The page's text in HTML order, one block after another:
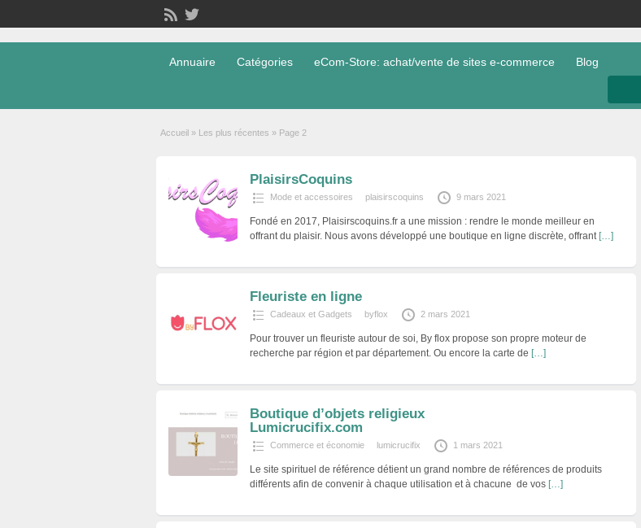
Annuaire Catégories eCom-Store: achat/vente de sites e-commerce Blog
Accueil » Les plus récentes » Page 2
PlaisirsCoquins
Mode et accessoires plaisirscoquins 9 mars 2021
Fondé en 2017, Plaisirscoquins.fr a une mission : rendre le monde meilleur en
offrant du plaisir. Nous avons développé une boutique en ligne discrète, offrant […]
Fleuriste en ligne
Cadeaux et Gadgets byflox 2 mars 2021
Pour trouver un fleuriste autour de soi, By flox propose son propre moteur de
recherche par région et par département. Ou encore la carte de […]
Boutique d’objets religieux
Lumicrucifix.com
Commerce et économie lumicrucifix 1 mars 2021
Le site spirituel de référence détient un grand nombre de références de produits
différents afin de convenir à chaque utilisation et à chacune de vos […]